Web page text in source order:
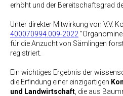
erhöht und der Bereitschaftsgrad
Unter direkter Mitwirkung von V.V.
400070994.009-2022
für die Anzucht von Sämlingen
registriert.
Ein wichtiges Ergebnis der
die Erfindung einer einzigartigen
und Landwirtschaft , die aus